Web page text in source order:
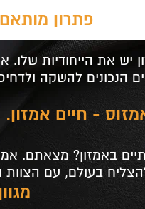
פתרון
את הייחודיות שלו.
הנכונים להשקה
- חיים אמזון.
באמזון? מצאתם.